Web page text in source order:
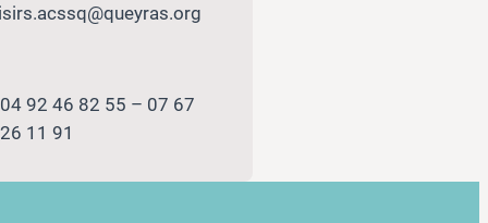
04 92 46 82 55 – 07 67
26 11 91